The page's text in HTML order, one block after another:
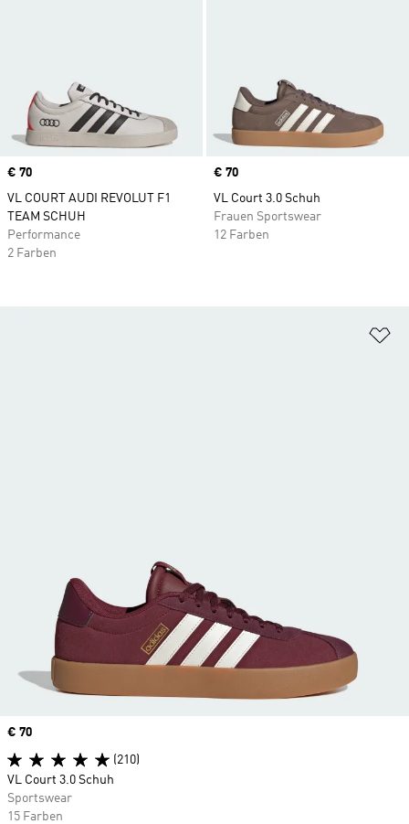
Price
€ 70
VL COURT AUDI REVOLUT F1
TEAM SCHUH
Performance
2 Farben
Price
€ 70
VL Court 3.0 Schuh
Frauen Sportswear
12 Farben
Price
€ 70
(210)
VL Court 3.0 Schuh
Sportswear
15 Farben